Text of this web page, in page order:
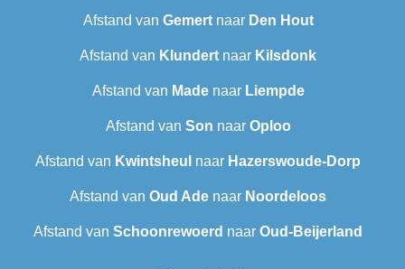
Afstand van Gemertnaar Den Hout
Afstand van Klundert naar Kilsdonk
Afstand van Madenaar Liempde
Afstand van Son naar Oploo
Afstand van Kwintsheul naar Hazerswoude-Dorp
Afstand van Oud Ade naar Noordeloos
Afstand van Schoonrewoerd naar Oud-Beijerland